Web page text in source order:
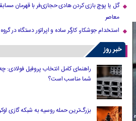
گل یا پوچ بازی کردن هادی حجازی‌فر با قهرمان
معاصر
استخدام جوشکار، کارگر ساده و اپراتور دستگاه در
خبر روز
راهنمای کامل انتخاب پروفیل فولادی:
شما مناسب است؟
بزرگ‌ترین حمله روسیه به شبکه گازی